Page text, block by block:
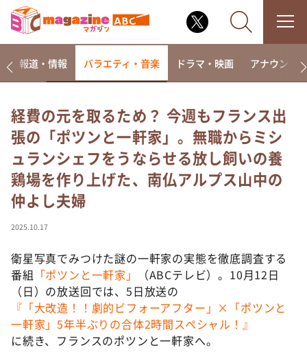
なるみ・岡村の過ぎるTV
相席食堂
これ余談なんですけど・・・
～人生密着トークバラエティ！～ やすとものいたっ
て真剣です
news おかえり
河合＆A.B.C-Z塚田×福井アナ「なんでやねん！？」
（news おかえり）
DAIGOも台所 ～きょうの献立 何にする？～
本日はダイアンなり！シーズン２
報道・情報 バラエティ・音楽 ドラマ・映画 アナウンサー
経費の元を取るため？ 今週もフランス出
張の「ポツンと一軒家」。無職からミシ
ュランシェフをうならせる放し飼いの養
鶏場を作り上げた、南仏アルプス山中の
仲よし夫婦
2025.10.17
衛星写真でみつけた謎の一軒家の実態を徹底調査する
番組 「ポツンと一軒家」
（ABCテレビ）。10月12日
（日）の放送回では、5日放送の
『「大改造！！劇的ビフォーアフター」×「ポツンと
一軒家」5年半ぶりの合体2時間スペシャル！』
に続き、フランスのポツンと一軒家へ。